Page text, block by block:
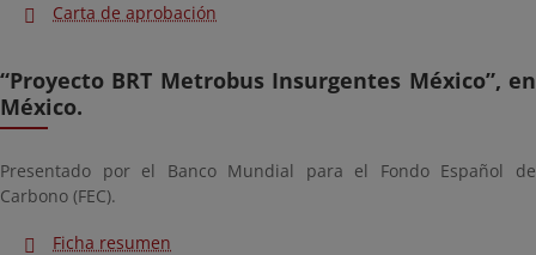
Carta de aprobación
“Proyecto BRT Metrobus Insurgentes México”, en
México.
Presentado por el Banco Mundial para el Fondo Español de
Carbono (FEC).
Ficha resumen